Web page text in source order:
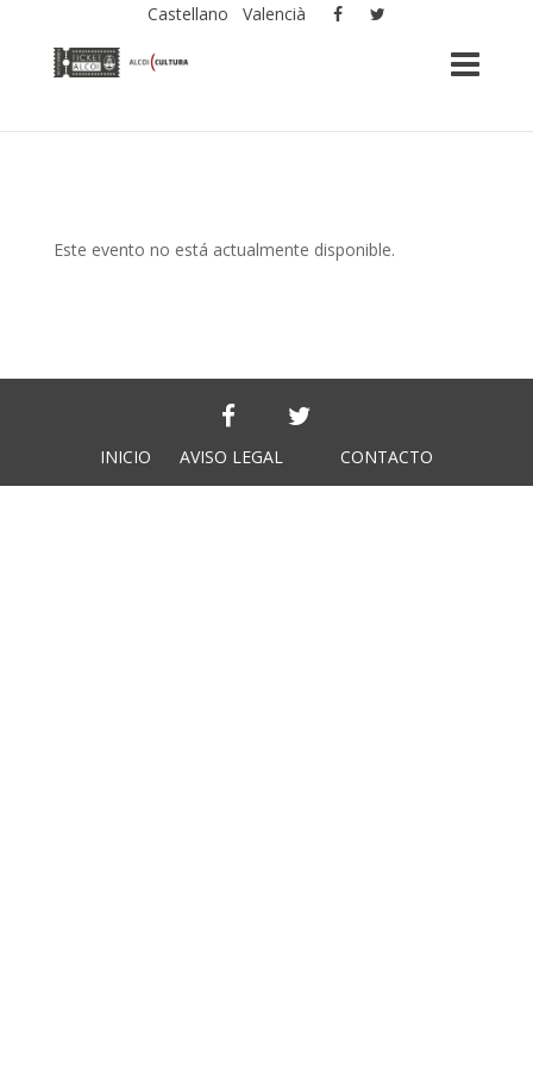
Castellano Valencià
Este evento no está actualmente disponible.
INICIO AVISO LEGAL CONTACTO